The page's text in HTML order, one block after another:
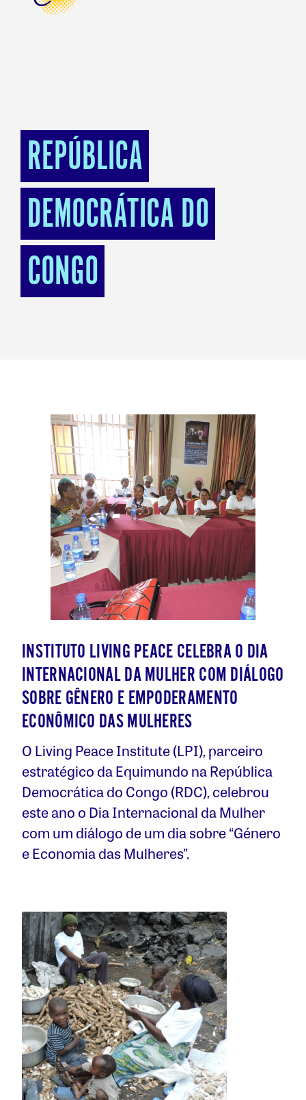
REPÚBLICA
DEMOCRÁTICA DO
CONGO
INSTITUTO LIVING PEACE CELEBRA O DIA
INTERNACIONAL DA MULHER COM DIÁLOGO
SOBRE GÊNERO E EMPODERAMENTO
ECONÔMICO DAS MULHERES
O Living Peace Institute (LPI), parceiro
estratégico da Equimundo na República
Democrática do Congo (RDC), celebrou
este ano o Dia Internacional da Mulher
com um diálogo de um dia sobre “Género
e Economia das Mulheres”.